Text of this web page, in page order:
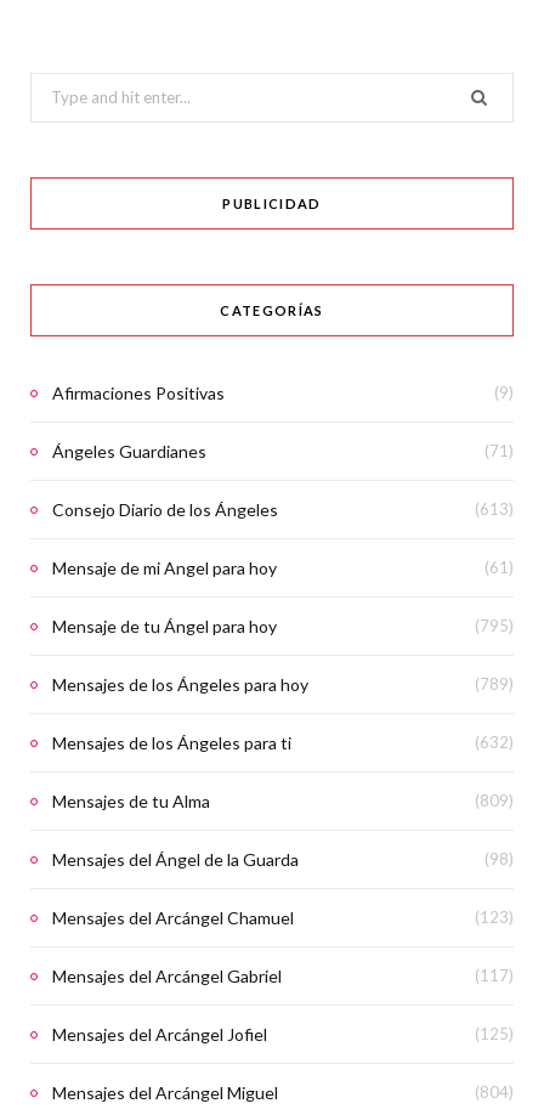
Search
for:
PUBLICIDAD
CATEGORÍAS
Afirmaciones Positivas (9)
Ángeles Guardianes (71)
Consejo Diario de los Ángeles (613)
Mensaje de mi Angel para hoy (61)
Mensaje de tu Ángel para hoy (795)
Mensajes de los Ángeles para hoy (789)
Mensajes de los Ángeles para ti (632)
Mensajes de tu Alma (809)
Mensajes del Ángel de la Guarda (98)
Mensajes del Arcángel Chamuel (123)
Mensajes del Arcángel Gabriel (117)
Mensajes del Arcángel Jofiel (125)
Mensajes del Arcángel Miguel (804)